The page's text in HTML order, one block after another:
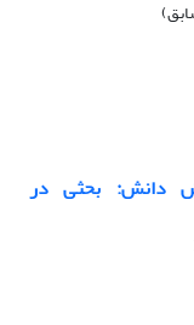
دانش: بحثی در